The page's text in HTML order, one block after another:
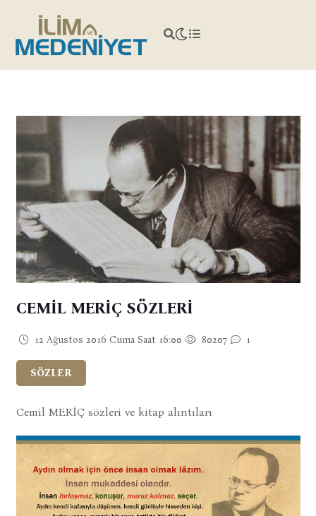
CEMİL MERİÇ SÖZLERİ
12 Ağustos 2016 Cuma Saat 16:00 80207 1
SÖZLER
Cemil MERİÇ sözleri ve kitap alıntıları